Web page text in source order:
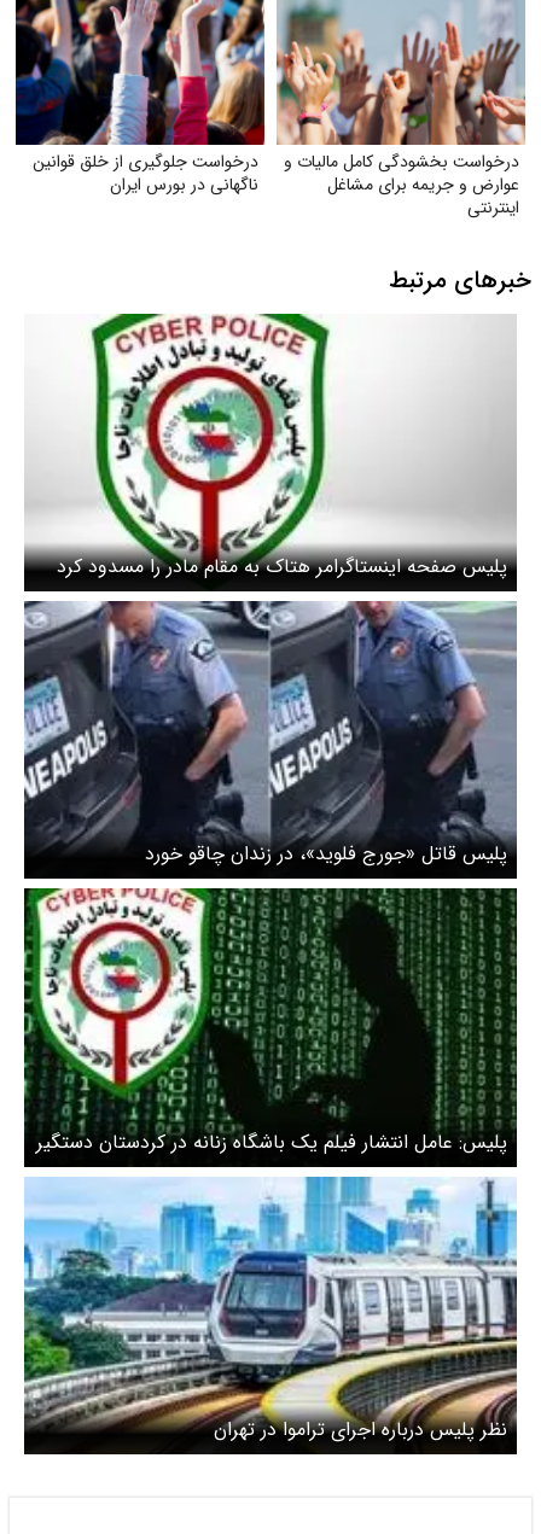
درخواست بخشودگی کامل مالیات و
عوارض و جریمه برای مشاغل
اینترنتی
درخواست جلوگیری از خلق قوانین
ناگهانی در بورس ایران
خبرهای مرتبط
پلیس صفحه اینستاگرامر هتاک به مقام مادر را مسدود کرد
پلیس قاتل «جورج فلوید»، در زندان چاقو خورد
پلیس: عامل انتشار فیلم یک باشگاه زنانه در کردستان دستگیر
شد
نظر پلیس درباره اجرای تراموا در تهران